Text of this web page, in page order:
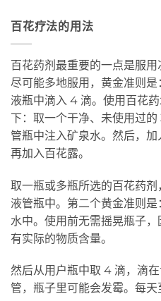
百花疗法的用法
百花药剂最重要的一点是服
尽可能多地服用，黄金准则
液瓶中滴入 4 滴。使用百花
下：取一个干净、未使用过
管瓶中注入矿泉水。然后，加
再加入百花露。
取一瓶或多瓶所选的百花药
液管瓶中。第二个黄金准则是
水中。使用前无需摇晃瓶子
有实际的物质含量。
然后从用户瓶中取 4 滴，滴
管，瓶子里可能会发霉。每天